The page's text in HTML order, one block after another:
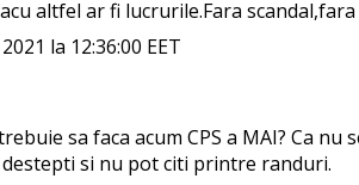
altfel ar fi lucrurile.Fara
la 12:36:00 EET
sa faca acum CPS a MAI? Ca nu
si nu pot citi printre randuri.